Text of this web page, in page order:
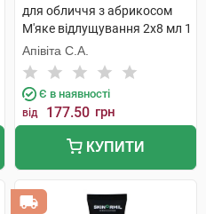
для обличчя з абрикосом
М'яке відлущування 2х8 мл 1
шт
Апівіта С.А.
Є в наявності
від 177.50 грн
КУПИТИ